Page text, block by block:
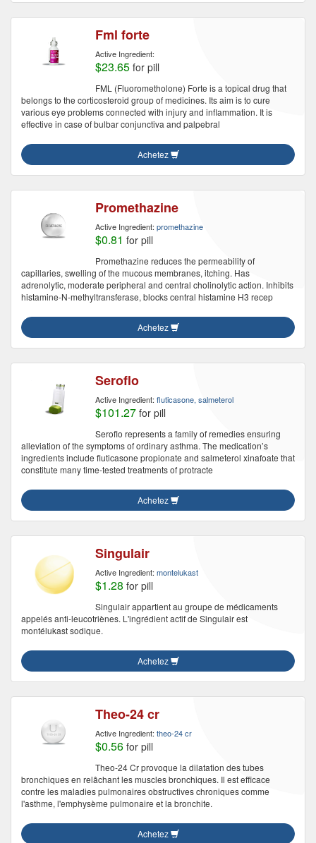
Fml forte
Active Ingredient:
$23.65 for pill
FML (Fluorometholone) Forte is a topical drug that
belongs to the corticosteroid group of medicines. Its aim is to cure
various eye problems connected with injury and inflammation. It is
effective in case of bulbar conjunctiva and palpebral
Achetez
Promethazine
Active Ingredient: promethazine
$0.81 for pill
Promethazine reduces the permeability of
capillaries, swelling of the mucous membranes, itching. Has
adrenolytic, moderate peripheral and central cholinolytic action. Inhibits
histamine-N-methyltransferase, blocks central histamine H3 recep
Achetez
Seroflo
Active Ingredient: fluticasone, salmeterol
$101.27 for pill
Seroflo represents a family of remedies ensuring
alleviation of the symptoms of ordinary asthma. The medication’s
ingredients include fluticasone propionate and salmeterol xinafoate that
constitute many time-tested treatments of protracte
Achetez
Singulair
Active Ingredient: montelukast
$1.28 for pill
Singulair appartient au groupe de médicaments
appelés anti-leucotriènes. L'ingrédient actif de Singulair est
montélukast sodique.
Achetez
Theo-24 cr
Active Ingredient: theo-24 cr
$0.56 for pill
Theo-24 Cr provoque la dilatation des tubes
bronchiques en relâchant les muscles bronchiques. Il est efficace
contre les maladies pulmonaires obstructives chroniques comme
l'asthme, l'emphysème pulmonaire et la bronchite.
Achetez